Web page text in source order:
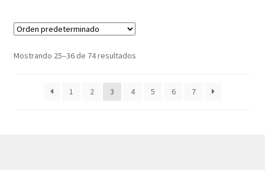
Mostrando 25–36 de 74 resultados
1 2 3 4 5 6 7